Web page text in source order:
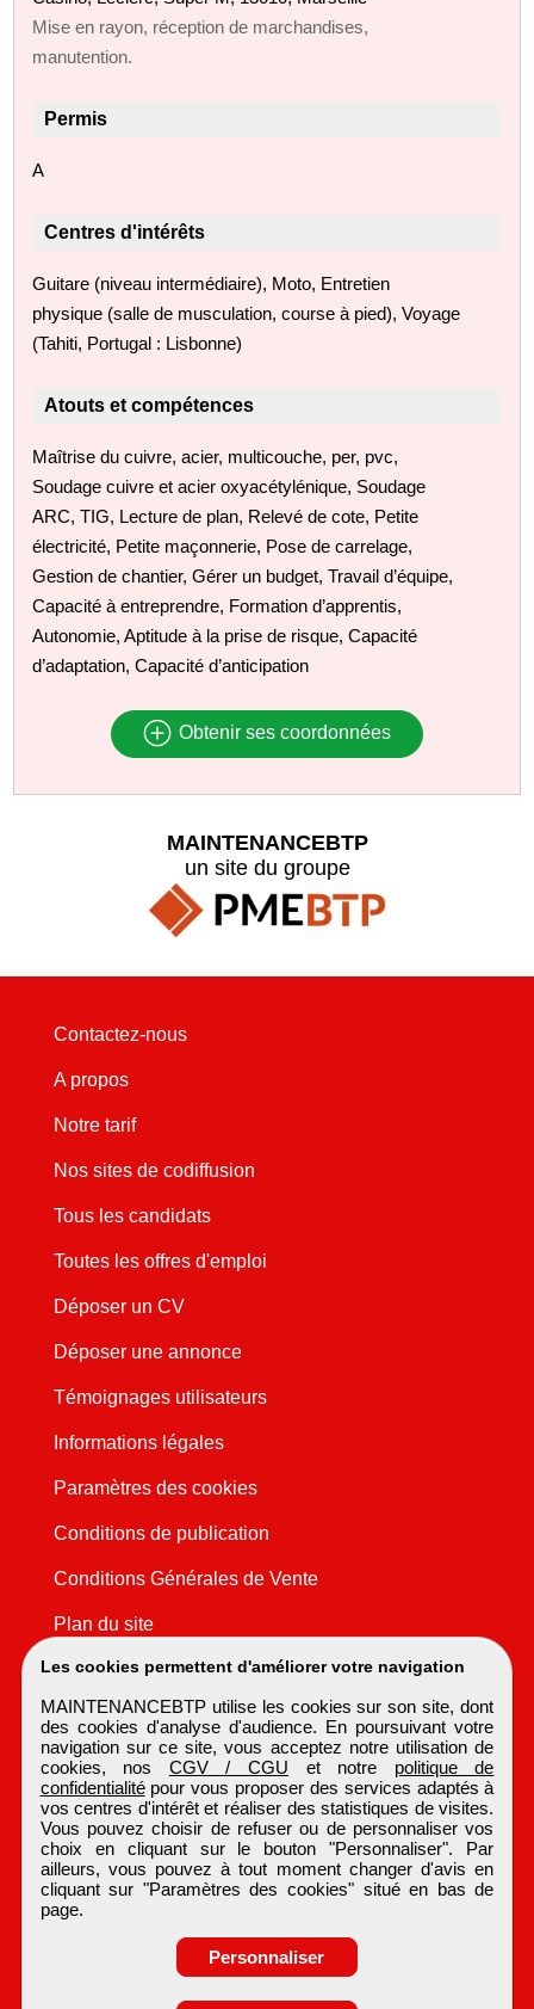
Mise en rayon, réception de marchandises,
manutention.
Permis
A
Centres d'intérêts
Guitare (niveau intermédiaire), Moto, Entretien
physique (salle de musculation, course à pied), Voyage
(Tahiti, Portugal : Lisbonne)
Atouts et compétences
Maîtrise du cuivre, acier, multicouche, per, pvc,
Soudage cuivre et acier oxyacétylénique, Soudage
ARC, TIG, Lecture de plan, Relevé de cote, Petite
électricité, Petite maçonnerie, Pose de carrelage,
Gestion de chantier, Gérer un budget, Travail d’équipe,
Capacité à entreprendre, Formation d’apprentis,
Autonomie, Aptitude à la prise de risque, Capacité
d’adaptation, Capacité d’anticipation
Obtenir ses coordonnées
Les cookies permettent d'améliorer votre navigation
MAINTENANCEBTP utilise les cookies sur son site, dont
des cookies d'analyse d'audience. En poursuivant votre
navigation sur ce site, vous acceptez notre utilisation de
cookies, nos CGV / CGU et notre politique de
confidentialitépour vous proposer des services adaptés à
vos centres d'intérêt et réaliser des statistiques de visites.
Vous pouvez choisir de refuser ou de personnaliser vos
choix en cliquant sur le bouton "Personnaliser". Par
ailleurs, vous pouvez à tout moment changer d'avis en
cliquant sur "Paramètres des cookies" situé en bas de
page.
Personnaliser
MAINTENANCEBTP
un site du groupe
Contactez-nous
A propos
Notre tarif
Nos sites de codiffusion
Tous les candidats
Toutes les offres d'emploi
Déposer un CV
Déposer une annonce
Témoignages utilisateurs
Informations légales
Paramètres des cookies
Conditions de publication
Conditions Générales de Vente
Plan du site